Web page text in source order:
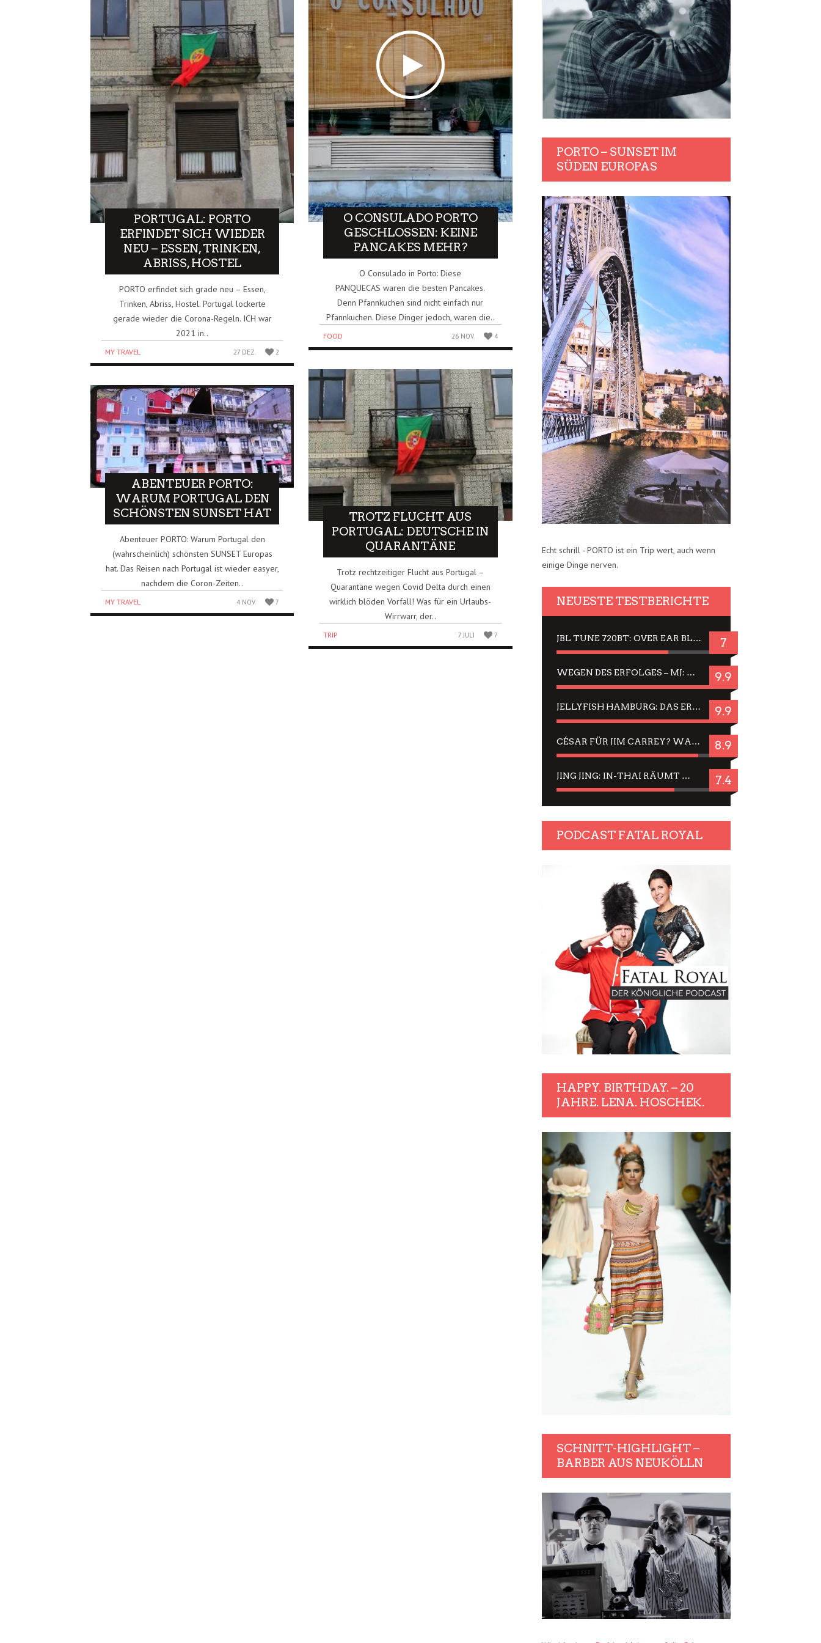
PORTUGAL: PORTO
ERFINDET SICH WIEDER
NEU – ESSEN, TRINKEN,
ABRISS, HOSTEL
PORTO erfindet sich grade neu – Essen,
Trinken, Abriss, Hostel. Portugal lockerte
gerade wieder die Corona-Regeln. ICH war
2021 in..
MY TRAVEL 27 DEZ. 2
ABENTEUER PORTO:
WARUM PORTUGAL DEN
SCHÖNSTEN SUNSET HAT
Abenteuer PORTO: Warum Portugal den
(wahrscheinlich) schönsten SUNSET Europas
hat. Das Reisen nach Portugal ist wieder easyer,
nachdem die Coron-Zeiten..
MY TRAVEL 4 NOV. 7
O CONSULADO PORTO
GESCHLOSSEN: KEINE
PANCAKES MEHR?
O Consulado in Porto: Diese
PANQUECAS waren die besten Pancakes.
Denn Pfannkuchen sind nicht einfach nur
Pfannkuchen. Diese Dinger jedoch, waren die..
FOOD 26 NOV. 4
TROTZ FLUCHT AUS
PORTUGAL: DEUTSCHE IN
QUARANTÄNE
Trotz rechtzeitiger Flucht aus Portugal –
Quarantäne wegen Covid Delta durch einen
wirklich blöden Vorfall! Was für ein Urlaubs-
Wirrwarr, der..
TRIP 7 JULI 7
PORTO – SUNSET IM
SÜDEN EUROPAS
Echt schrill - PORTO ist ein Trip wert, auch wenn
einige Dinge nerven.
NEUESTE TESTBERICHTE
JBL TUNE 720BT: OVER EAR BLUETOOTH KOPFHÖRER UM DIE 50,-€ IM DAUER-TEST 7
WEGEN DES ERFOLGES – MJ: MICHAEL JACKSON MUSICAL IN EINER MATINEE SEHEN 9.9
JELLYFISH HAMBURG: DAS ERFOLGREICHE SOMMER-MENÜ 2025 IN GEFÜHLEN UND BILDERN 9.9
CÉSAR FÜR JIM CARREY? WARUM DAS EINER DER NERVIGSTEN ACTORS IST UND BLEIBT 8.9
JING JING: IN-THAI RÄUMT WIEDER TITEL AB – EIN ZWEI-STUNDEN-ERLEBNISBERICHT 7.4
PODCAST FATAL ROYAL
HAPPY. BIRTHDAY. – 20
JAHRE. LENA. HOSCHEK.
SCHNITT-HIGHLIGHT –
BARBER AUS NEUKÖLLN